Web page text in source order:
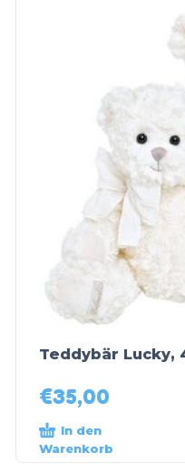
Teddybär Lucky,
€35,00
In den
Warenkorb